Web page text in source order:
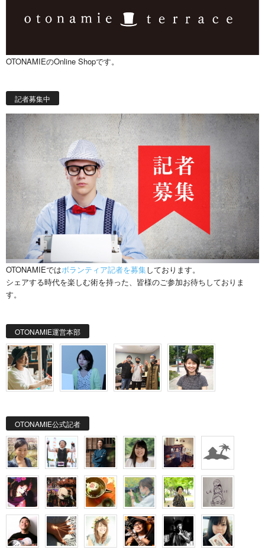
OTONAMIEのOnline Shopです。
記者募集中
OTONAMIEではボランティア記者を募集しております。
シェアする時代を楽しむ術を持った、皆様のご参加お待ちしておりま
す。
OTONAMIE運営本部
OTONAMIE公式記者